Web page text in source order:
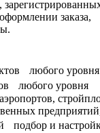
заказа,
любого уровня